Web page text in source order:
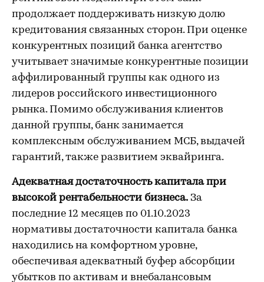
продолжает поддерживать низкую долю
кредитования связанных сторон. При оценке
конкурентных позиций банка агентство
учитывает значимые конкурентные позиции
аффилированный группы как одного из
лидеров российского инвестиционного
рынка. Помимо обслуживания клиентов
данной группы, банк занимается
комплексным обслуживанием МСБ, выдачей
гарантий, также развитием эквайринга.
Адекватная достаточность капитала при
высокой рентабельности бизнеса. За
последние 12 месяцев по 01.10.2023
нормативы достаточности капитала банка
находились на комфортном уровне,
обеспечивая адекватный буфер абсорбции
убытков по активам и внебалансовым